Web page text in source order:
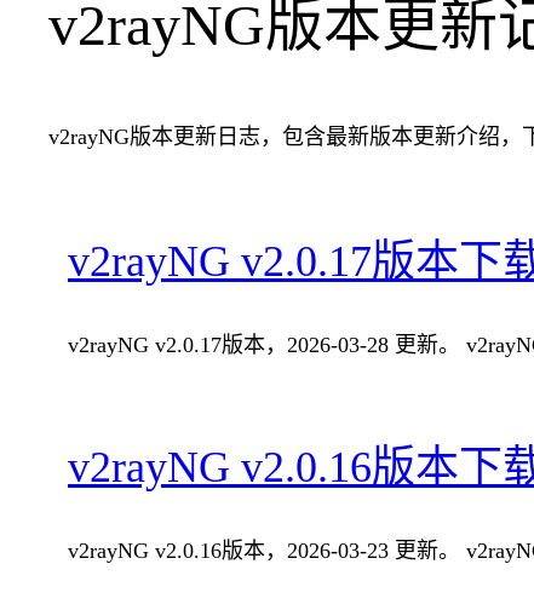
v2rayNG版本更新
v2rayNG版本更新日志，包含最新版本更新介绍，
v2rayNG v2.0.17版本下
v2rayNG v2.0.17版本，2026-03-28 更新。
v2rayNG v2.0.16版本下
v2rayNG v2.0.16版本，2026-03-23 更新。